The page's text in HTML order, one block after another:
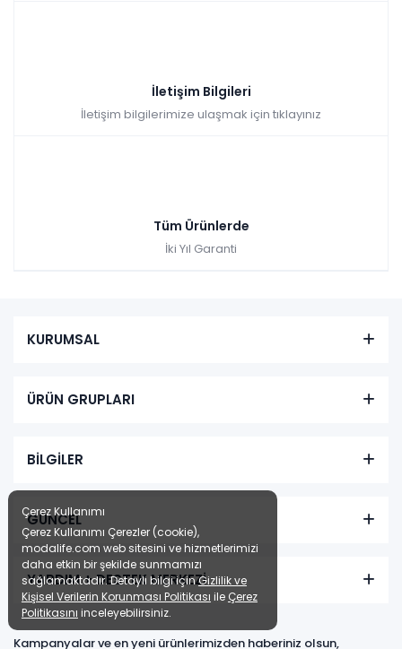
İletişim Bilgileri
İletişim bilgilerimize ulaşmak için tıklayınız
Tüm Ürünlerde
İki Yıl Garanti
KURUMSAL
ÜRÜN GRUPLARI
BİLGİLER
GÜNCEL
YARDIM + DESTEK MERKEZİ
Kampanyalar ve en yeni ürünlerimizden haberiniz olsun,
Çerez Kullanımı
Çerez Kullanımı Çerezler (cookie),
modalife.com web sitesini ve hizmetlerimizi
daha etkin bir şekilde sunmamızı
sağlamaktadır. Detaylı bilgi içinGizlilik ve
Kişisel Verilerin Korunması Politikası ile Çerez
Politikasını inceleyebilirsiniz.